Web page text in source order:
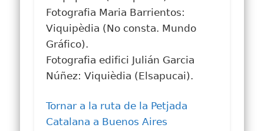
Fotografia Maria Barrientos:
Viquipèdia (No consta. Mundo
Gráfico).
Fotografia edifici Julián Garcia
Núñez: Viquièdia (Elsapucai).
Tornar a la ruta de la Petjada
Catalana a Buenos Aires